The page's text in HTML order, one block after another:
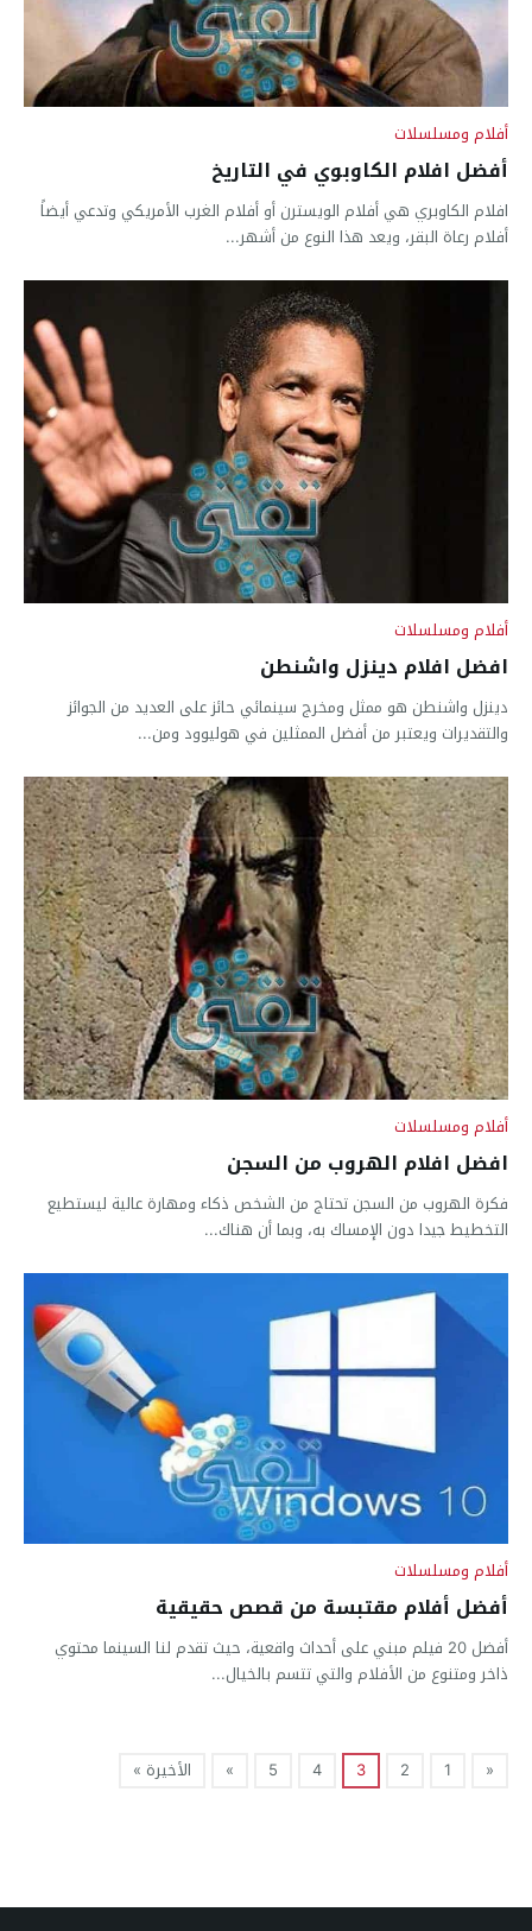
أفلام ومسلسلات
أفضل افلام الكاوبوي في التاريخ
افلام الكاوبري هي أفلام الويسترن أو أفلام الغرب الأمريكي وتدعي أيضاً
أفلام رعاة البقر، ويعد هذا النوع من أشهر...
أفلام ومسلسلات
افضل افلام دينزل واشنطن
دينزل واشنطن هو ممثل ومخرج سينمائي حائز على العديد من الجوائز
والتقديرات ويعتبر من أفضل الممثلين في هوليوود ومن...
أفلام ومسلسلات
افضل افلام الهروب من السجن
فكرة الهروب من السجن تحتاج من الشخص ذكاء ومهارة عالية ليستطيع
التخطيط جيدا دون الإمساك به، وبما أن هناك...
أفلام ومسلسلات
أفضل أفلام مقتبسة من قصص حقيقية
أفضل 20 فيلم مبني على أحداث واقعية، حيث تقدم لنا السينما محتوي
ذاخر ومتنوع من الأفلام والتي تتسم بالخيال...
«
1
2
3
4
5
» الأخيرة »